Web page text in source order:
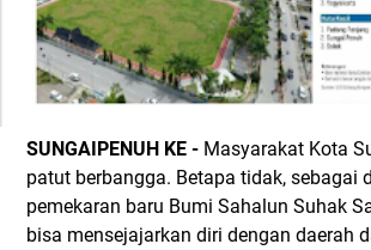
SUNGAIPENUH KE - Masyarakat Kota
patut berbangga. Betapa tidak, sebagai
pemekaran baru Bumi Sahalun Suhak
bisa mensejajarkan diri dengan daerah